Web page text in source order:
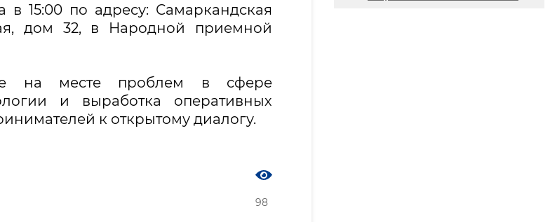
15:00 по адресу: Самаркандская
дом 32, в Народной приемной
на месте проблем в сфере
и выработка оперативных
к открытому диалогу.
98